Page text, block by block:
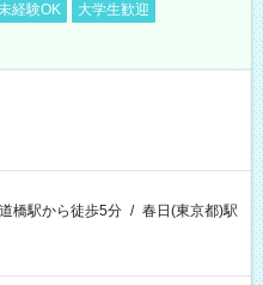
経験OK
大学生歓迎
橋駅から徒歩5分 / 春日(東京都)駅